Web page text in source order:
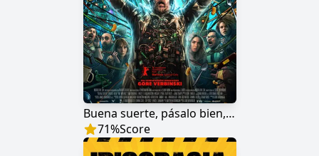
Buena suerte, pásalo bien, no mueras
71%Score